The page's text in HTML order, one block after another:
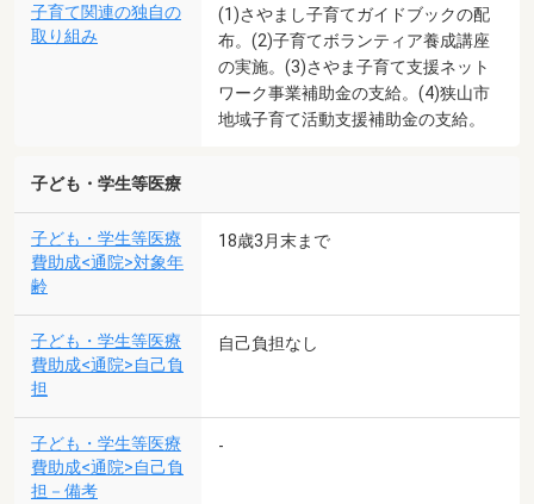
子育て関連の独自の
取り組み
(1)さやまし子育てガイドブックの配
布。(2)子育てボランティア養成講座
の実施。(3)さやま子育て支援ネット
ワーク事業補助金の支給。(4)狭山市
地域子育て活動支援補助金の支給。
子ども・学生等医療
子ども・学生等医療
費助成<通院>対象年
齢
18歳3月末まで
子ども・学生等医療
費助成<通院>自己負
担
自己負担なし
子ども・学生等医療
費助成<通院>自己負
担－備考
-